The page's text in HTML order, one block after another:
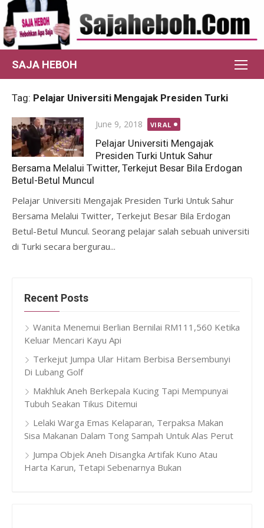
Skip
to
content
SAJA HEBOH
Tag: Pelajar Universiti Mengajak Presiden Turki
Posted
on
June 9, 2018 VIRAL
Pelajar Universiti Mengajak
Presiden Turki Untuk Sahur
Bersama Melalui Twitter, Terkejut Besar Bila Erdogan
Betul-Betul Muncul
Pelajar Universiti Mengajak Presiden Turki Untuk Sahur
Bersama Melalui Twitter, Terkejut Besar Bila Erdogan
Betul-Betul Muncul. Seorang pelajar salah sebuah universiti
di Turki secara bergurau...
Recent Posts
Wanita Menemui Berlian Bernilai RM111,560 Ketika
Keluar Mencari Kayu Api
Terkejut Jumpa Ular Hitam Berbisa Bersembunyi
Di Lubang Golf
Makhluk Aneh Berkepala Kucing Tapi Mempunyai
Tubuh Seakan Tikus Ditemui
Lelaki Warga Emas Kelaparan, Terpaksa Makan
Sisa Makanan Dalam Tong Sampah Untuk Alas Perut
Jumpa Objek Aneh Disangka Artifak Kuno Atau
Harta Karun, Tetapi Sebenarnya Bukan